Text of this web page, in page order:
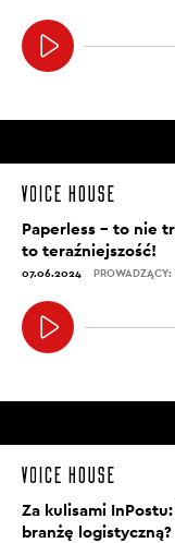
Paperless – to nie
to teraźniejszość!
07.06.2024
Za kulisami
branżę logistyczną?